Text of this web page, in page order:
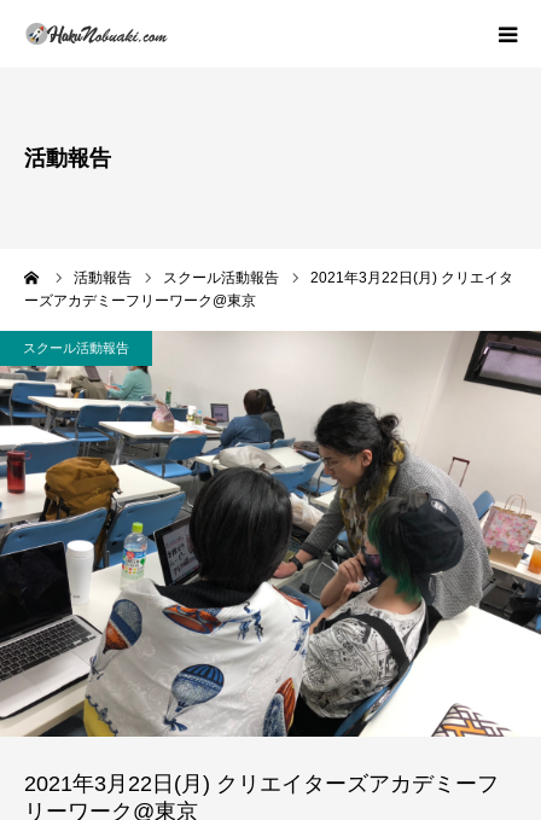
活動報告
活動報告 スクール活動報告
2021年3月22日(月) クリエイタ
ーズアカデミーフリーワーク@東京
スクール活動報告
2021年3月22日(月) クリエイターズアカデミーフ
リーワーク@東京
著書紹介
活動報告
実績紹介
お問い合わせ